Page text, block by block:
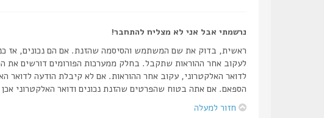
נרשמתי אבל אני לא מצליח להתחבר!
לעקוב אחר ההוראות שתקבל. בחלק ממערכות הפורומים דורשים
לדואר האלקטרוני, עקוב אחר ההוראות. אם לא קיבלת הודעה לדואר
הספאם. אם אתה בטוח שהפרטים שהזנת נכונים ודואר האלקטרוני
חזור למעלה